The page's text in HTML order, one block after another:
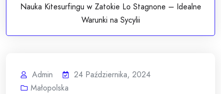
Nauka Kitesurfingu w Zatokie Lo Stagnone – Idealne
Warunki na Sycylii
Admin
24 Października, 2024
Małopolska